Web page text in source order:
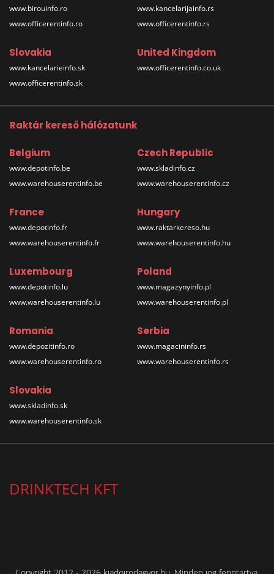
www.birouinfo.ro
www.officerentinfo.ro
www.kancelarijainfo.rs
www.officerentinfo.rs
Slovakia
www.kancelarieinfo.sk
www.officerentinfo.sk
United Kingdom
www.officerentinfo.co.uk
Raktár kereső hálózatunk
Belgium
www.depotinfo.be
www.warehouserentinfo.be
Czech Republic
www.skladinfo.cz
www.warehouserentinfo.cz
France
www.depotinfo.fr
www.warehouserentinfo.fr
Hungary
www.raktarkereso.hu
www.warehouserentinfo.hu
Luxembourg
www.depotinfo.lu
www.warehouserentinfo.lu
Poland
www.magazynyinfo.pl
www.warehouserentinfo.pl
Romania
www.depozitinfo.ro
www.warehouserentinfo.ro
Serbia
www.magacininfo.rs
www.warehouserentinfo.rs
Slovakia
www.skladinfo.sk
www.warehouserentinfo.sk
DRINKTECH KFT